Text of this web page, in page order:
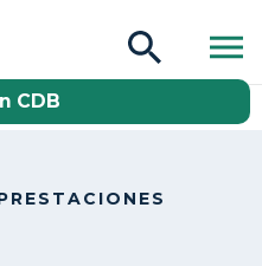
CDB